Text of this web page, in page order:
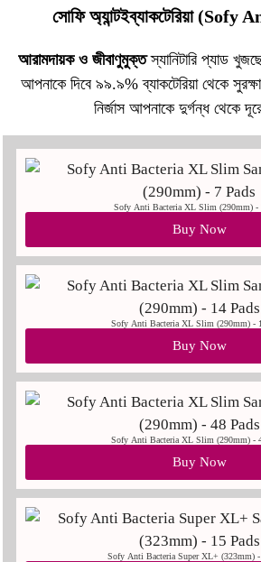
সোফি অ্যান্টইব্যাকটেরিয়া
আরামদায়ক ও জীবাণুমুক্তস্যানিটারি প্যাড
আপনাকে দিবে ৯৯.৯% ব্যাকটেরিয়া থেকে
নির্জাস আপনাকে দুর্গন্ধ থেকে
Sofy Anti Bacteria XL Slim (290mm) -
Buy Now
Sofy Anti Bacteria XL Slim (290mm) -
Buy Now
Sofy Anti Bacteria XL Slim (290mm) -
Buy Now
Sofy Anti Bacteria Super XL+ (323mm) -